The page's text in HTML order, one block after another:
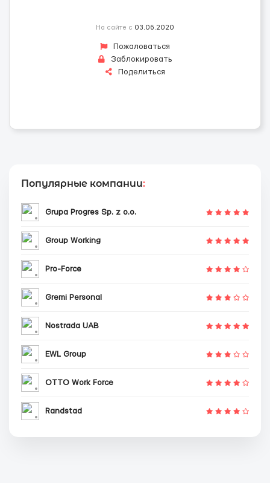
На сайте с 03.06.2020
Пожаловаться
Заблокировать
Поделиться
Популярные компании:
Grupa Progres Sp. z o.o.
Group Working
Pro-Force
Gremi Personal
Nostrada UAB
EWL Group
OTTO Work Force
Randstad